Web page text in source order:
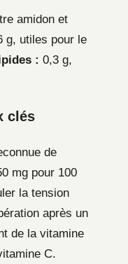
amidon et
g, utiles pour le
: 0,3 g,
clés
de
mg pour 100
la tension
après un
de la vitamine
C.